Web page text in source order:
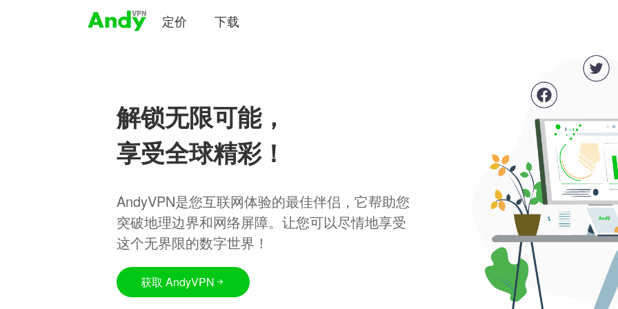
定价 下载
解锁无限可能，
享受全球精彩！
AndyVPN是您互联网体验的最佳伴侣，它帮助您
突破地理边界和网络屏障。让您可以尽情地享受
这个无界限的数字世界！
获取 AndyVPN